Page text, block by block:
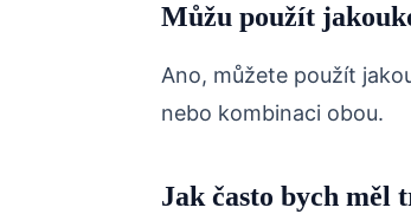
Můžu použít
Ano, můžete použít
nebo kombinaci obou.
Jak často bych měl